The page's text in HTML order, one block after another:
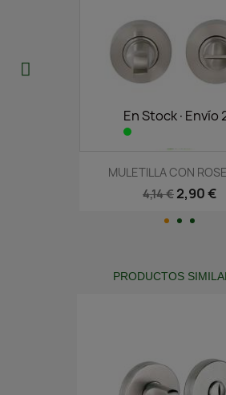
En Stock·Envío
MULETILLA CON
4,14 € 2,90 €
PRODUCTOS